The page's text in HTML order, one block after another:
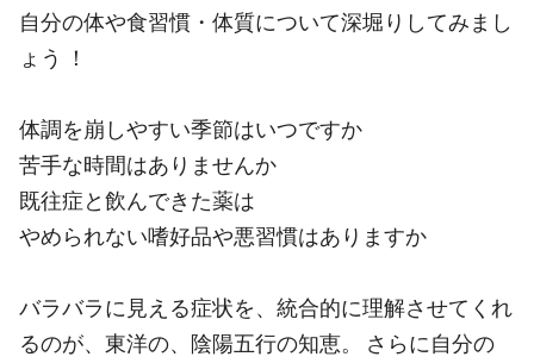
自分の体や食習慣・体質について深堀りしてみまし
ょう ！
体調を崩しやすい季節はいつですか
苦手な時間はありませんか
既往症と飲んできた薬は
やめられない嗜好品や悪習慣はありますか
バラバラに見える症状を、統合的に理解させてくれ
るのが、東洋の、陰陽五行の知恵。 さらに自分の